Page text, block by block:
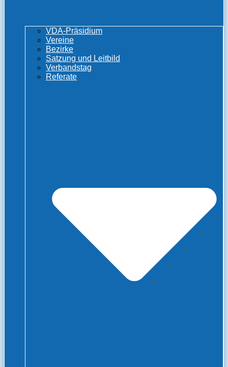
VDA-Präsidium
Vereine
Bezirke
Satzung und Leitbild
Verbandstag
Referate